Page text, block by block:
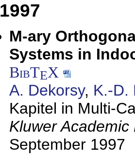
1997
M-ary
Systems in
BibTEX
A. Dekorsy, K.-D.
Kapitel in Multi-
Kluwer
September 1997